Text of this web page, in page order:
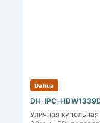
Dahua
DH-IPC-
Уличная